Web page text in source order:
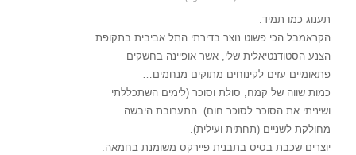
תענוג כמו תמיד.
הקראמבל הכי פשוט נוצר בדירתי התל אביבית בתקופת
הצנע הסטודנטיאלית שלי, אשר אופיינה בחשקים
פתאומיים עזים לקינוחים מתוקים מנחמים…
כמות שווה של קמח, סולת וסוכר (לימים השתכללתי
ושיניתי את הסוכר לסוכר חום). התערובת היבשה
מחולקת לשניים (תחתית ועילית).
יוצרים שכבת בסיס בתבנית פיירקס משומנת בחמאה.